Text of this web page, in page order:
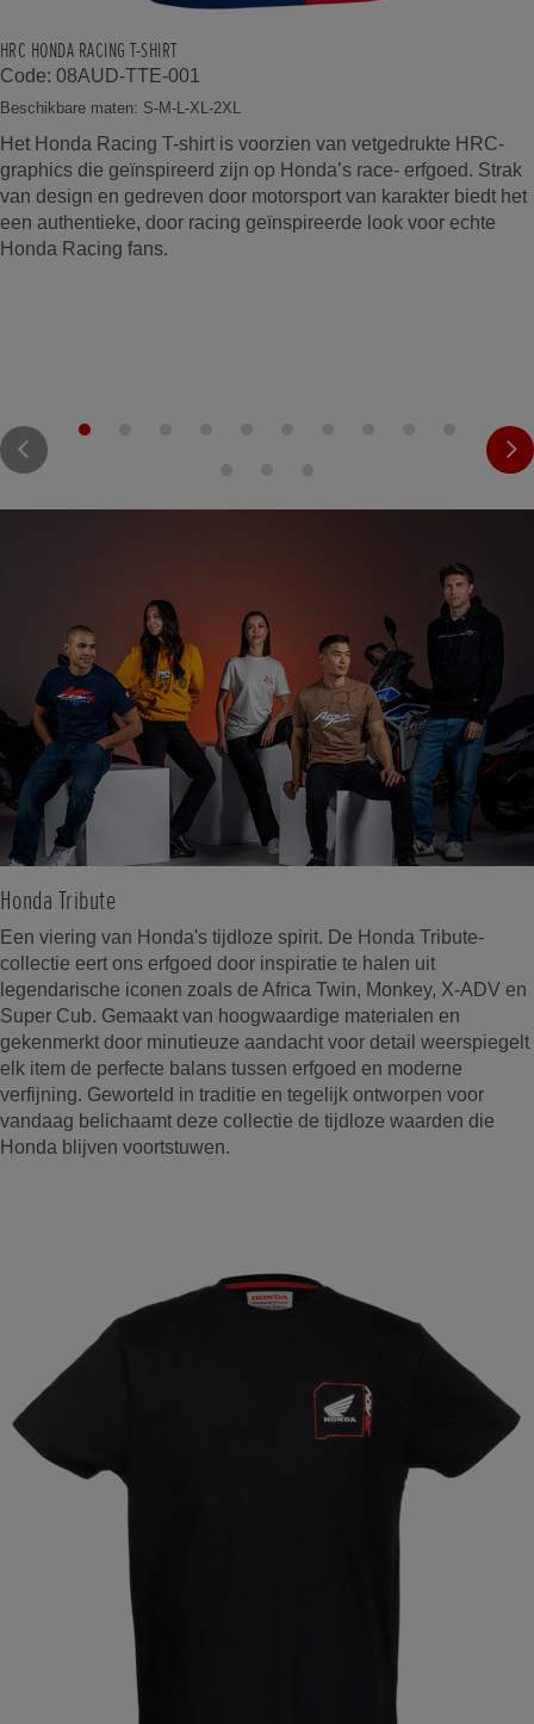
HRC HONDA RACING T-SHIRT
Code: 08AUD-TTE-001
Beschikbare maten: S-M-L-XL-2XL
Het Honda Racing T-shirt is voorzien van vetgedrukte HRC-
graphics die geïnspireerd zijn op Honda’s race- erfgoed. Strak
van design en gedreven door motorsport van karakter biedt het
een authentieke, door racing geïnspireerde look voor echte
Honda Racing fans.
Honda Tribute
Een viering van Honda's tijdloze spirit. De Honda Tribute-
collectie eert ons erfgoed door inspiratie te halen uit
legendarische iconen zoals de Africa Twin, Monkey, X-ADV en
Super Cub. Gemaakt van hoogwaardige materialen en
gekenmerkt door minutieuze aandacht voor detail weerspiegelt
elk item de perfecte balans tussen erfgoed en moderne
verfijning. Geworteld in traditie en tegelijk ontworpen voor
vandaag belichaamt deze collectie de tijdloze waarden die
Honda blijven voortstuwen.